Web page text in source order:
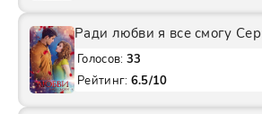
Ради любви я все смогу
Голосов: 33
Рейтинг: 6.5/10